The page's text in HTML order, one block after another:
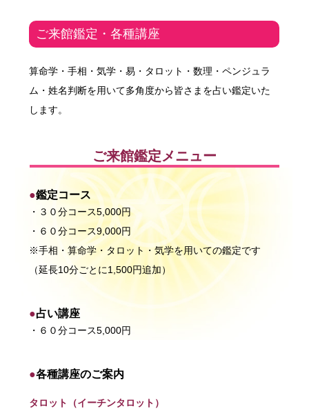
ご来館鑑定・各種講座
算命学・手相・気学・易・タロット・数理・ペンジュラ
ム・姓名判断を用いて多角度から皆さまを占い鑑定いた
します。
ご来館鑑定メニュー
鑑定コース
・３０分コース5,000円
・６０分コース9,000円
※手相・算命学・タロット・気学を用いての鑑定です
（延長10分ごとに1,500円追加）
占い講座
・６０分コース5,000円
各種講座のご案内
タロット（イーチンタロット）